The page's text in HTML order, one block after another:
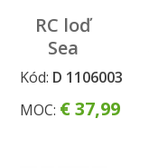
RC loď
Sea
Cruiser
2kan
Kód: D 1106003
MOC: € 37,99